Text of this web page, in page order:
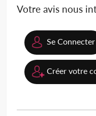
Votre avis nous
Se Connecter
Créer votre